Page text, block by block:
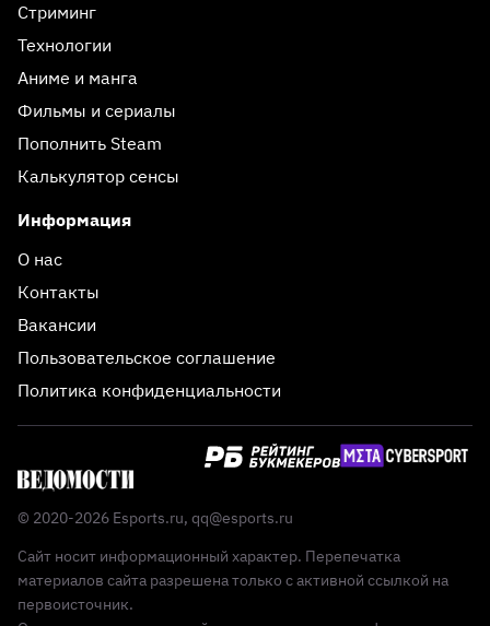
Стриминг
Технологии
Аниме и манга
Фильмы и сериалы
Пополнить Steam
Калькулятор сенсы
Информация
О нас
Контакты
Вакансии
Пользовательское соглашение
Политика конфиденциальности
© 2020-2026 Esports.ru, qq@esports.ru
Сайт носит информационный характер. Перепечатка
материалов сайта разрешена только с активной ссылкой на
первоисточник.